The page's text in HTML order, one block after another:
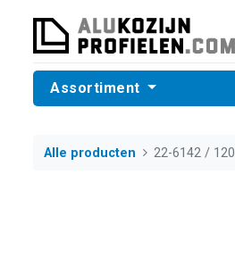
Assortiment
Alle producten 22-6142 / 120